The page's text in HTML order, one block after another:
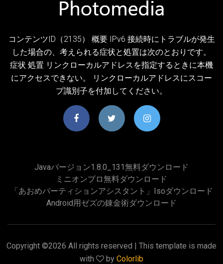
コンテンツID（2135） 概要 IPv6 接続時にトラブルが発生
した場合の、考えられる症状と処置は次のとおりです。
症状 処置 リンクローカルアドレスを指定するときに本機
にアクセスできない。 リンクローカルアドレスにスコー
プ識別子を付加してください。
Javaバージョン1.8.0_131無料ダウンロード
ミニオンプロ無料ダウンロード
「あおめパーティションアシスタント」isoダウンロード
Android用ゼズの錬金術ダウンロード
Copyright ©2026 All rights reserved | This template is made
with
by Colorlib